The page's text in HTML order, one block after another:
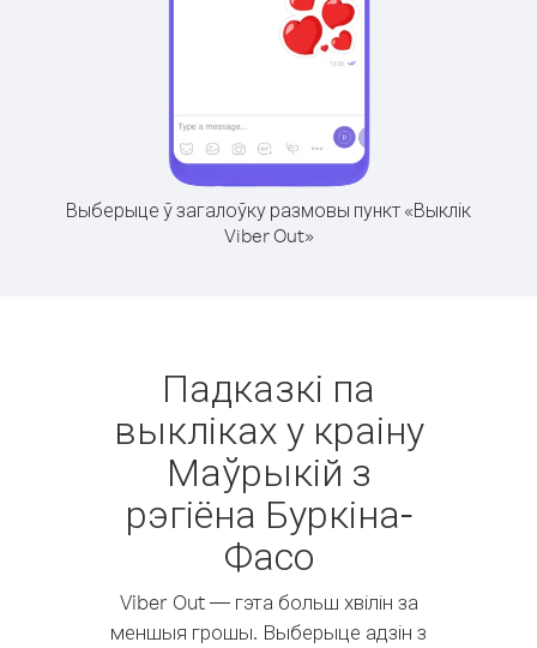
Выберыце ў загалоўку размовы пункт «Выклік
Viber Out»
Падказкі па
выкліках у краіну
Маўрыкій з
рэгіёна Буркіна-
Фасо
Viber Out — гэта больш хвілін за
меншыя грошы. Выберыце адзін з